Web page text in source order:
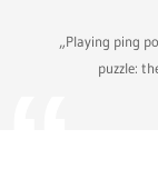
„Playing ping
puzzle: